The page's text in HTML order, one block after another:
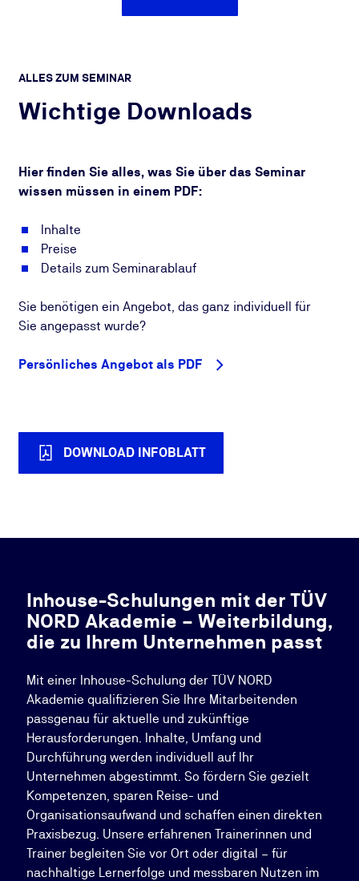
ALLES ZUM SEMINAR
Wichtige Downloads
Hier finden Sie alles, was Sie über das Seminar
wissen müssen in einem PDF:
Inhalte
Preise
Details zum Seminarablauf
Sie benötigen ein Angebot, das ganz individuell für
Sie angepasst wurde?
Persönliches Angebot als PDF
DOWNLOAD INFOBLATT
Inhouse-Schulungen mit der TÜV
NORD Akademie – Weiterbildung,
die zu Ihrem Unternehmen passt
Mit einer Inhouse-Schulung der TÜV NORD
Akademie qualifizieren Sie Ihre Mitarbeitenden
passgenau für aktuelle und zukünftige
Herausforderungen. Inhalte, Umfang und
Durchführung werden individuell auf Ihr
Unternehmen abgestimmt. So fördern Sie gezielt
Kompetenzen, sparen Reise- und
Organisationsaufwand und schaffen einen direkten
Praxisbezug. Unsere erfahrenen Trainerinnen und
Trainer begleiten Sie vor Ort oder digital – für
nachhaltige Lernerfolge und messbaren Nutzen im